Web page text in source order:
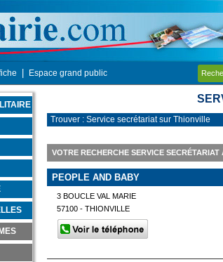
Espace grand public
Trouver : Service secrétariat sur Thionville
VOTRE RECHERCHE SERVICE
PEOPLE AND BABY
3 BOUCLE VAL MARIE
57100 - THIONVILLE